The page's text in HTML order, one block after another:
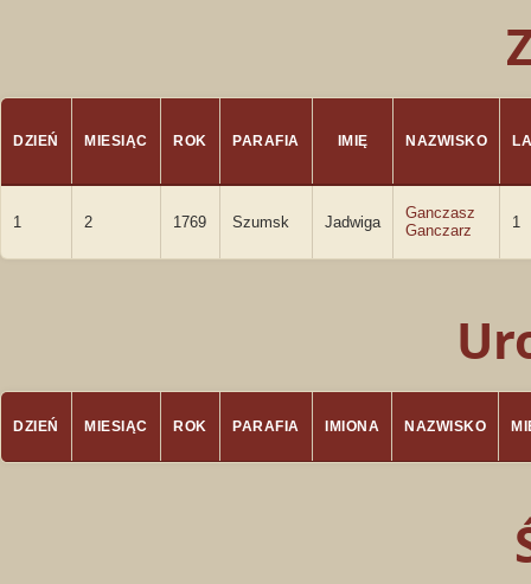
DZIEŃ MIESIĄC ROK PARAFIA IMIĘ NAZWISKO
1 2 1769 Szumsk Jadwiga
Ganczasz
Ganczarz
1
DZIEŃ MIESIĄC ROK PARAFIA IMIONA NAZWISKO